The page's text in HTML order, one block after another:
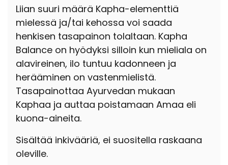
Liian suuri määrä Kapha-elementtiä
mielessä ja/tai kehossa voi saada
henkisen tasapainon tolaltaan. Kapha
Balance on hyödyksi silloin kun mieliala on
alavireinen, ilo tuntuu kadonneen ja
herääminen on vastenmielistä.
Tasapainottaa Ayurvedan mukaan
Kaphaa ja auttaa poistamaan Amaa eli
kuona-aineita.
Sisältää inkivääriä, ei suositella raskaana
oleville.